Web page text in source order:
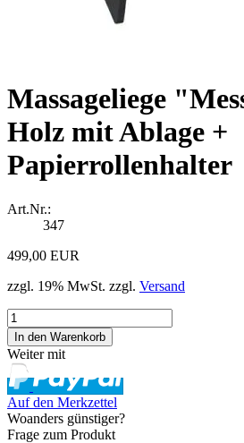
Massageliege
Holz mit Ablage +
Papierrollenhalter
Art.Nr.:
347
499,00 EUR
zzgl. 19% MwSt. zzgl. Versand
Weiter mit
Auf den Merkzettel
Woanders günstiger?
Frage zum Produkt